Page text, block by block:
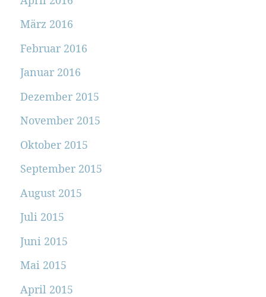
März 2016
Februar 2016
Januar 2016
Dezember 2015
November 2015
Oktober 2015
September 2015
August 2015
Juli 2015
Juni 2015
Mai 2015
April 2015